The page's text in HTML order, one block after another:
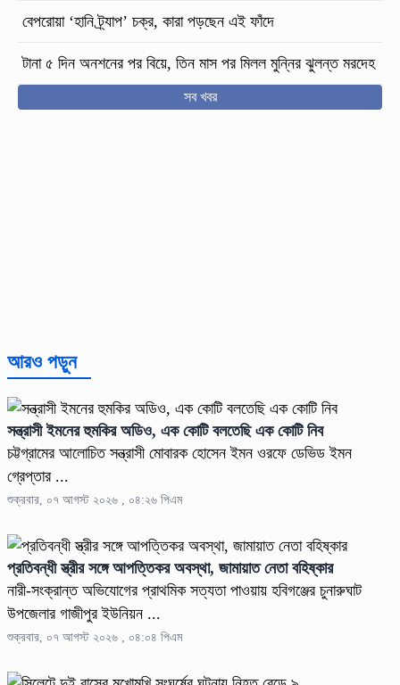
বেপরোয়া ‘হানি ট্র্যাপ’ চক্র, কারা পড়ছেন এই ফাঁদে
টানা ৫ দিন অনশনের পর বিয়ে, তিন মাস পর মিলল মুন্নির ঝুলন্ত মরদেহ
সব খবর
আরও পড়ুন
সন্ত্রাসী ইমনের হুমকির অডিও, এক কোটি বলতেছি এক কোটি নিব
চট্টগ্রামের আলোচিত সন্ত্রাসী মোবারক হোসেন ইমন ওরফে ডেভিড ইমন
গ্রেপ্তার ...
শুক্রবার, ০৭ আগস্ট ২০২৬ , ০৪:২৬ পিএম
প্রতিবন্ধী স্ত্রীর সঙ্গে আপত্তিকর অবস্থা, জামায়াত নেতা বহিষ্কার
নারী-সংক্রান্ত অভিযোগের প্রাথমিক সত্যতা পাওয়ায় হবিগঞ্জের চুনারুঘাট
উপজেলার গাজীপুর ইউনিয়ন ...
শুক্রবার, ০৭ আগস্ট ২০২৬ , ০৪:০৪ পিএম